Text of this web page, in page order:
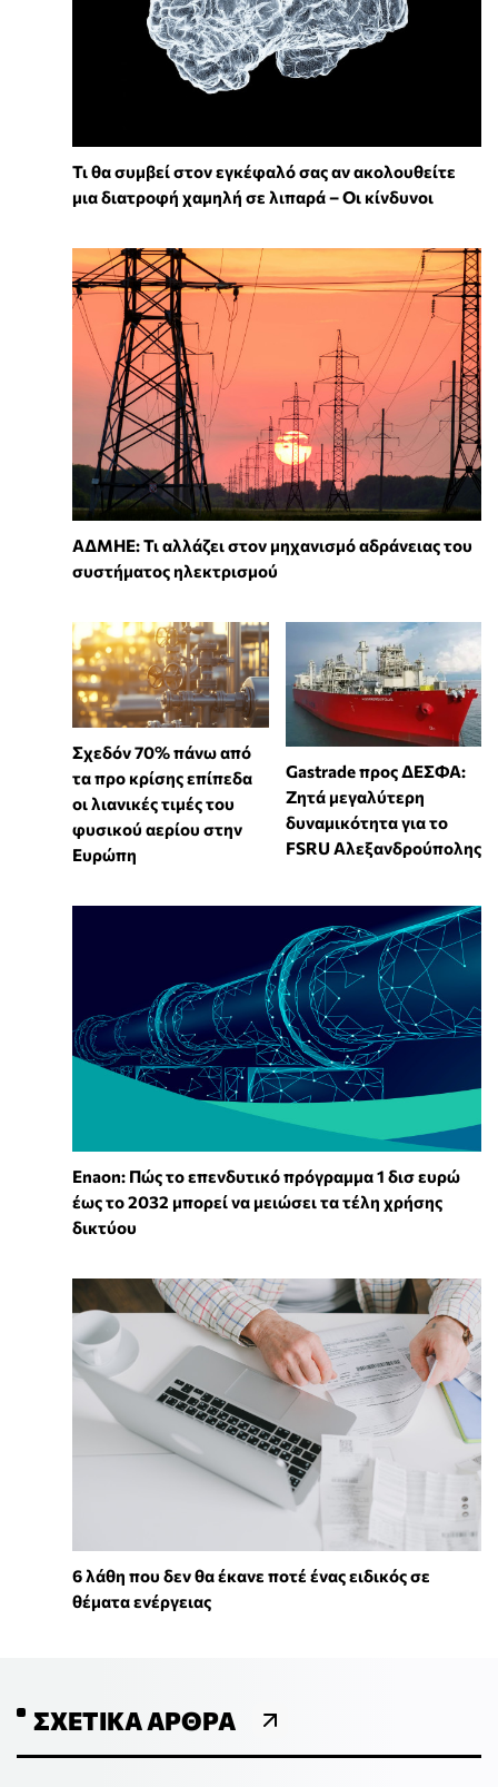
Τι θα συμβεί στον εγκέφαλό σας αν ακολουθείτε
μια διατροφή χαμηλή σε λιπαρά – Οι κίνδυνοι
ΑΔΜΗΕ: Τι αλλάζει στον μηχανισμό αδράνειας του
συστήματος ηλεκτρισμού
Σχεδόν 70% πάνω από
τα προ κρίσης επίπεδα
οι λιανικές τιμές του
φυσικού αερίου στην
Ευρώπη
Gastrade προς ΔΕΣΦΑ:
Ζητά μεγαλύτερη
δυναμικότητα για το
FSRU Αλεξανδρούπολης
Enaon: Πώς το επενδυτικό πρόγραμμα 1 δισ ευρώ
έως το 2032 μπορεί να μειώσει τα τέλη χρήσης
δικτύου
6 λάθη που δεν θα έκανε ποτέ ένας ειδικός σε
θέματα ενέργειας
ΣΧΕΤΙΚΆ ΆΡΘΡΑ